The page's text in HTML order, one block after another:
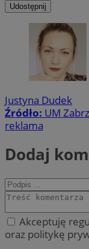
Udostępnij
Justyna Dudek
Źródło: UM
reklama
Dodaj
Akceptuję
oraz politykę